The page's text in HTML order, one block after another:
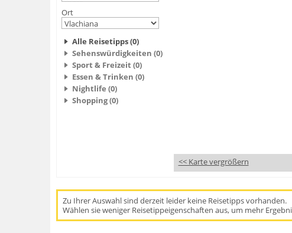
Ort
Alle Reisetipps (0)
Sehenswürdigkeiten (0)
Sport & Freizeit (0)
Essen & Trinken (0)
Nightlife (0)
Shopping (0)
<< Karte vergrößern
Zu Ihrer Auswahl sind derzeit leider keine Reisetipps vorhanden.
Wählen sie weniger Reisetippeigenschaften aus, um mehr